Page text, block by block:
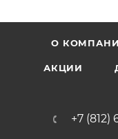
О
АКЦИИ
+7 (812)